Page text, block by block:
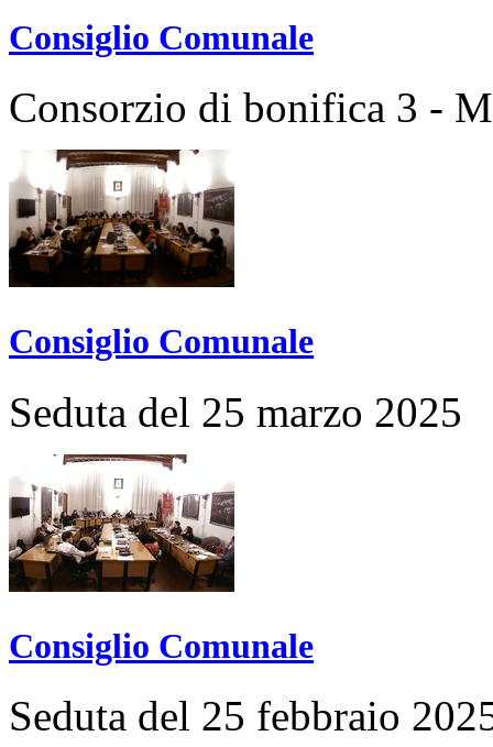
Consiglio Comunale
Consorzio di bonifica 3 -
Consiglio Comunale
Seduta del 25 marzo 2025
Consiglio Comunale
Seduta del 25 febbraio